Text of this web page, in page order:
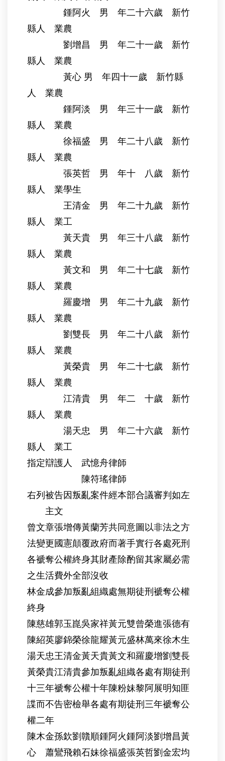
鍾阿火 男 年二十六歲 新竹
縣人 業農
劉增昌 男 年二十一歲 新竹
縣人 業農
黃心 男 年四十一歲 新竹縣
人 業農
鍾阿淡 男 年三十一歲 新竹
縣人 業農
徐福盛 男 年二十八歲 新竹
縣人 業農
張英哲 男 年十 八歲 新竹
縣人 業學生
王清金 男 年二十九歲 新竹
縣人 業工
黃天貴 男 年三十八歲 新竹
縣人 業農
黃文和 男 年二十七歲 新竹
縣人 業農
羅慶增 男 年二十九歲 新竹
縣人 業農
劉雙長 男 年二十八歲 新竹
縣人 業農
黃榮貴 男 年二十七歲 新竹
縣人 業農
江清貴 男 年二 十歲 新竹
縣人 業農
湯天忠 男 年二十六歲 新竹
縣人 業工
指定辯護人 武憶舟律師
陳符瑤律師
右列被告因叛亂案件經本部合議審判如左
主文
曾文章張增傳黃蘭芳共同意圖以非法之方
法變更國憲顛覆政府而著手實行各處死刑
各褫奪公權終身其財產除酌留其家屬必需
之生活費外全部沒收
林金成參加叛亂組織處無期徒刑褫奪公權
終身
陳慈雄郭玉崑吳家祥黃元雙曾榮進張德有
陳紹英廖錦榮徐龍耀黃元盛林萬來徐木生
湯天忠王清金黃天貴黃文和羅慶增劉雙長
黃榮貴江清貴參加叛亂組織各處有期徒刑
十三年褫奪公權十年陳粉妹黎阿展明知匪
諜而不告密檢舉各處有期徒刑三年褫奪公
權二年
陳木金孫欽劉贛順鍾阿火鍾阿淡劉增昌黃
心 蕭鸞飛賴石妹徐福盛張英哲劉金宏均